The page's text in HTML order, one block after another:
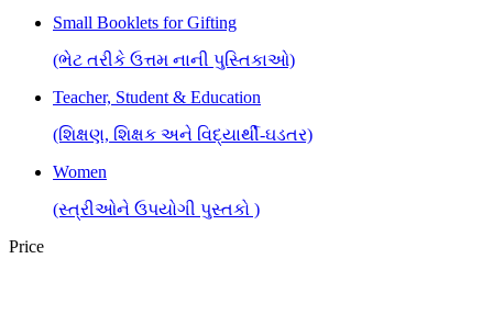
Small Booklets for Gifting
(ભેટ તરીકે ઉત્તમ નાની પુસ્તિકાઓ)
Teacher, Student & Education
(શિક્ષણ, શિક્ષક અને વિદ્યાર્થી-ઘડતર)
Women
(સ્ત્રીઓને ઉપયોગી પુસ્તકો )
Price